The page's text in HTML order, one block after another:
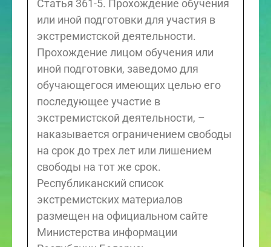
Статья 361-5. Прохождение обучения
или иной подготовки для участия в
экстремистской деятельности.
Прохождение лицом обучения или
иной подготовки, заведомо для
обучающегося имеющих целью его
последующее участие в
экстремистской деятельности, –
наказывается ограничением свободы
на срок до трех лет или лишением
свободы на тот же срок.
Республиканский список
экстремистских материалов
размещен на официальном сайте
Министерства информации